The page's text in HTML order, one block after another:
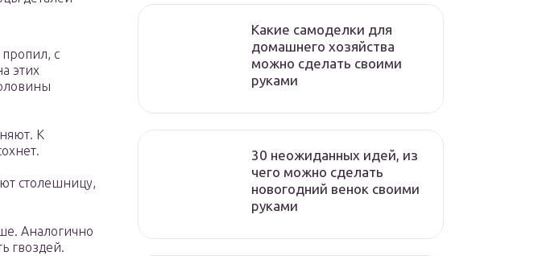
с
этих
К
столешницу,
Аналогично
гвоздей.
Какие самоделки для
домашнего хозяйства
можно сделать своими
руками
30 неожиданных идей, из
чего можно сделать
новогодний венок своими
руками